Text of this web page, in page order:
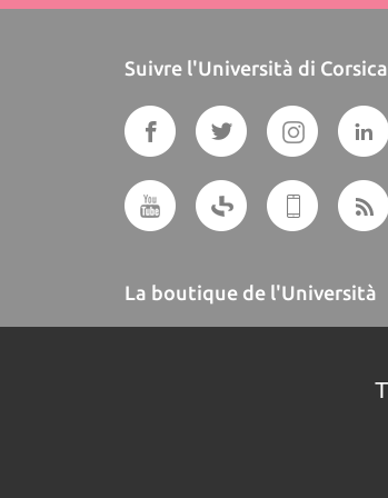
Suivre l'Università di Corsica
La boutique de l'Università